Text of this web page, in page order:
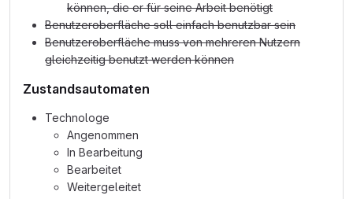
können, die er für seine Arbeit benötigt
Benutzeroberfläche soll einfach benutzbar sein
Benutzeroberfläche muss von mehreren Nutzern
gleichzeitig benutzt werden können
Zustandsautomaten
Technologe
Angenommen
In Bearbeitung
Bearbeitet
Weitergeleitet